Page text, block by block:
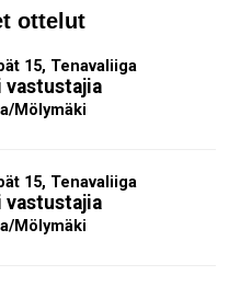
ottelut
15, Tenavaliiga
vastustajia
Mölymäki
15, Tenavaliiga
vastustajia
Mölymäki